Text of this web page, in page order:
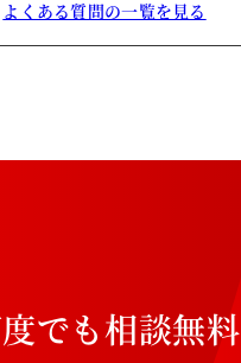
よくある質問の一覧を見る
度でも相談無料